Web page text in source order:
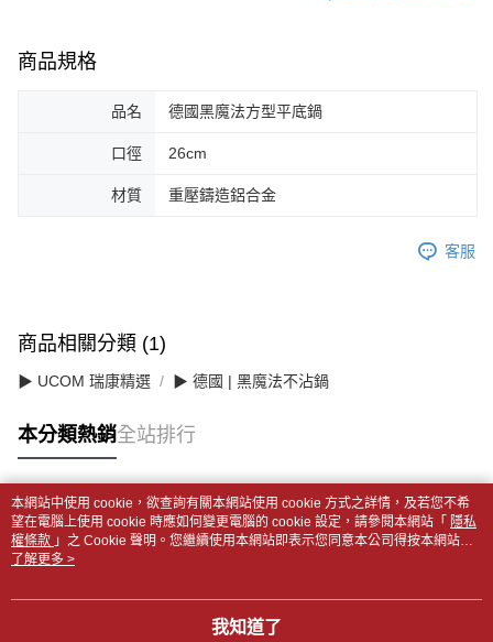
商品規格
品名 德國黑魔法方型平底鍋
口徑 26cm
材質 重壓鑄造鋁合金
客服
商品相關分類 (1)
▶ UCOM 瑞康精選 ▶ 德國 | 黑魔法不沾鍋
本分類熱銷全站排行
熱門標籤
本網站中使用 cookie，欲查詢有關本網站使用 cookie 方式之詳情，及若您不希
望在電腦上使用 cookie 時應如何變更電腦的 cookie 設定，請參閱本網站「 隱私
權條款 」之 Cookie 聲明。您繼續使用本網站即表示您同意本公司得按本網站使
用條款之 Cookie 聲明使用 cookie。
了解更多 >
我知道了